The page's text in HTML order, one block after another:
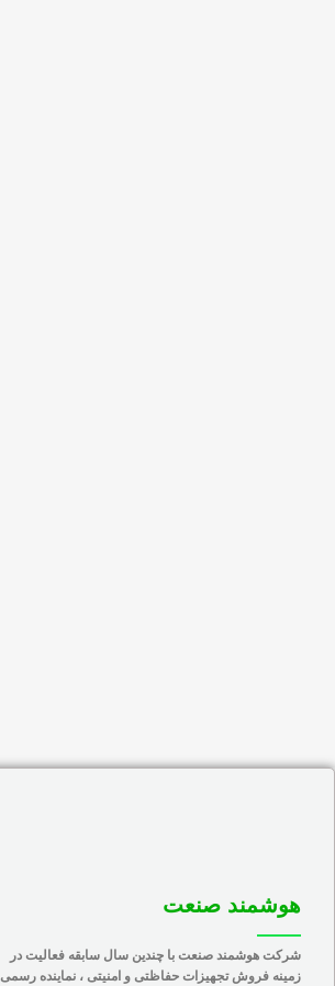
هوشمند صنعت
شرکت هوشمند صنعت با چندین سال سابقه فعالیت در
زمینه فروش تجهیزات حفاظتی و امنیتی ، نماینده رسمی